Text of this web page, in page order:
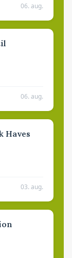
06. aug.
06. aug.
Haves
03. aug.